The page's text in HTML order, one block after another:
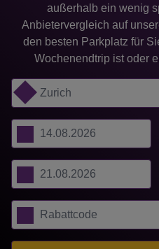
außerhalb ein wenig
Anbietervergleich auf
den besten Parkplatz für
Wochenendtrip ist oder